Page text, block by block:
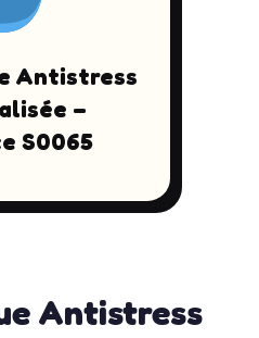
Antistress
–
S0065
Antistress